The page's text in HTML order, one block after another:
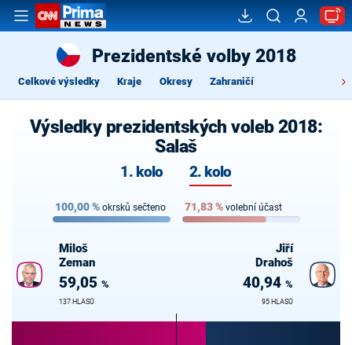
Prezidentské volby 2018
Celkové výsledky Kraje Okresy Zahraničí
Výsledky prezidentských voleb 2018:
Salaš
1. kolo 2. kolo
100,00% okrsků sečteno 71,83% volební účast
Miloš
Zeman
59,05 %
137 HLASŮ
Jiří
Drahoš
40,94 %
95 HLASŮ